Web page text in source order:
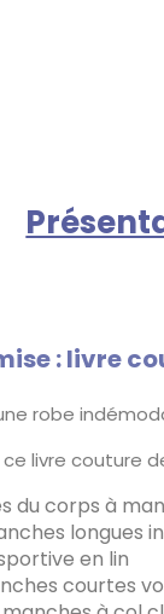
: livre
robe
livre couture
du corps à
longues
en lin
courtes